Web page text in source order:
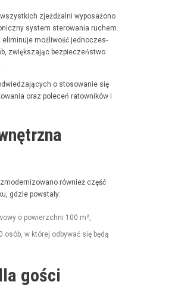
zjeżdżal­ni wyposażono
sys­tem sterowa­nia ruchem.
elimin­u­je możli­wość jed­noczes­
zwięk­sza­jąc bez­pieczeńst­wo
o stosowanie się
oraz pole­ceń ratown­ików i
również część
gdzie powstały:
o powierzch­ni 100 m²,
osób, w której odby­wać się będą
gości